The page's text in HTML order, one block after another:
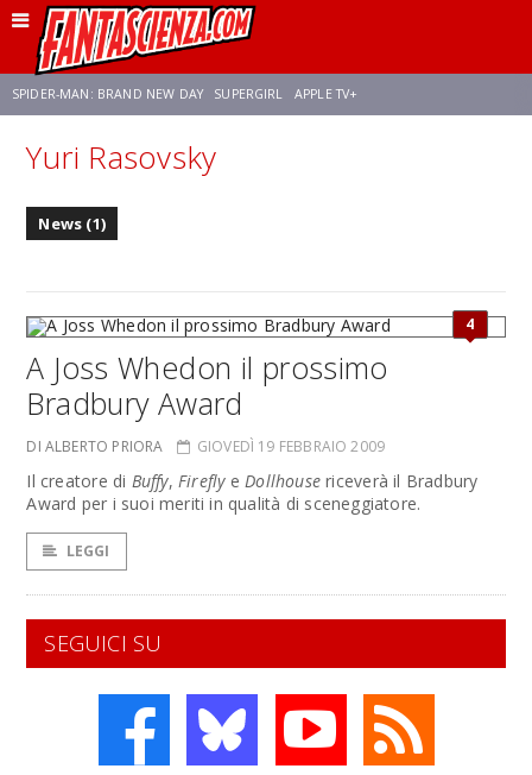
SPIDER-MAN: BRAND NEW DAY SUPERGIRL APPLE TV+
FRANCO RICCIARDIELLO ZENDAYA
Yuri Rasovsky
News (1)
4
A Joss Whedon il prossimo
Bradbury Award
DI ALBERTO PRIORA GIOVEDÌ 19 FEBBRAIO 2009
Il creatore di Buffy,FireflyeDollhouse riceverà il Bradbury
Award per i suoi meriti in qualità di sceneggiatore.
LEGGI
SEGUICI SU